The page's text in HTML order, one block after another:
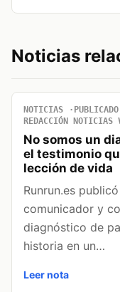
Noticias
NOTICIAS
REDACCIÓN NOTICIAS
No somos un
el testimonio
lección de vida
Runrun.es
comunicador y
diagnóstico de
historia en un…
Leer nota